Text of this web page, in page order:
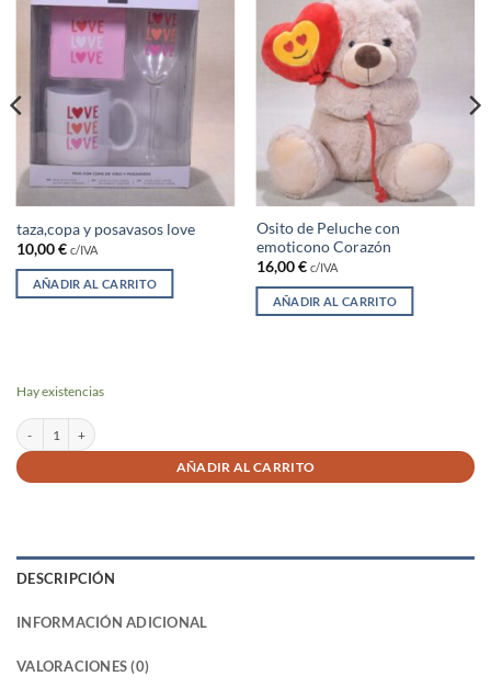
taza,copa y posavasos love
10,00€ c/IVA
AÑADIR AL CARRITO
Osito de Peluche con
emoticono Corazón
16,00€ c/IVA
AÑADIR AL CARRITO
Hay existencias
Corona de condolencia FR1 cantidad
AÑADIR AL CARRITO
DESCRIPCIÓN
INFORMACIÓN ADICIONAL
VALORACIONES (0)